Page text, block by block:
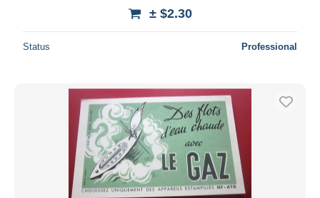
± $2.30
Status Professional